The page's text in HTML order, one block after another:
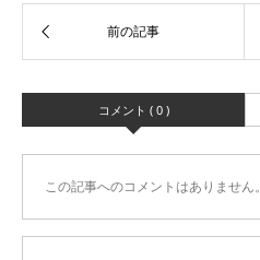
コメント ( 0 )
この記事へのコメントはありません。